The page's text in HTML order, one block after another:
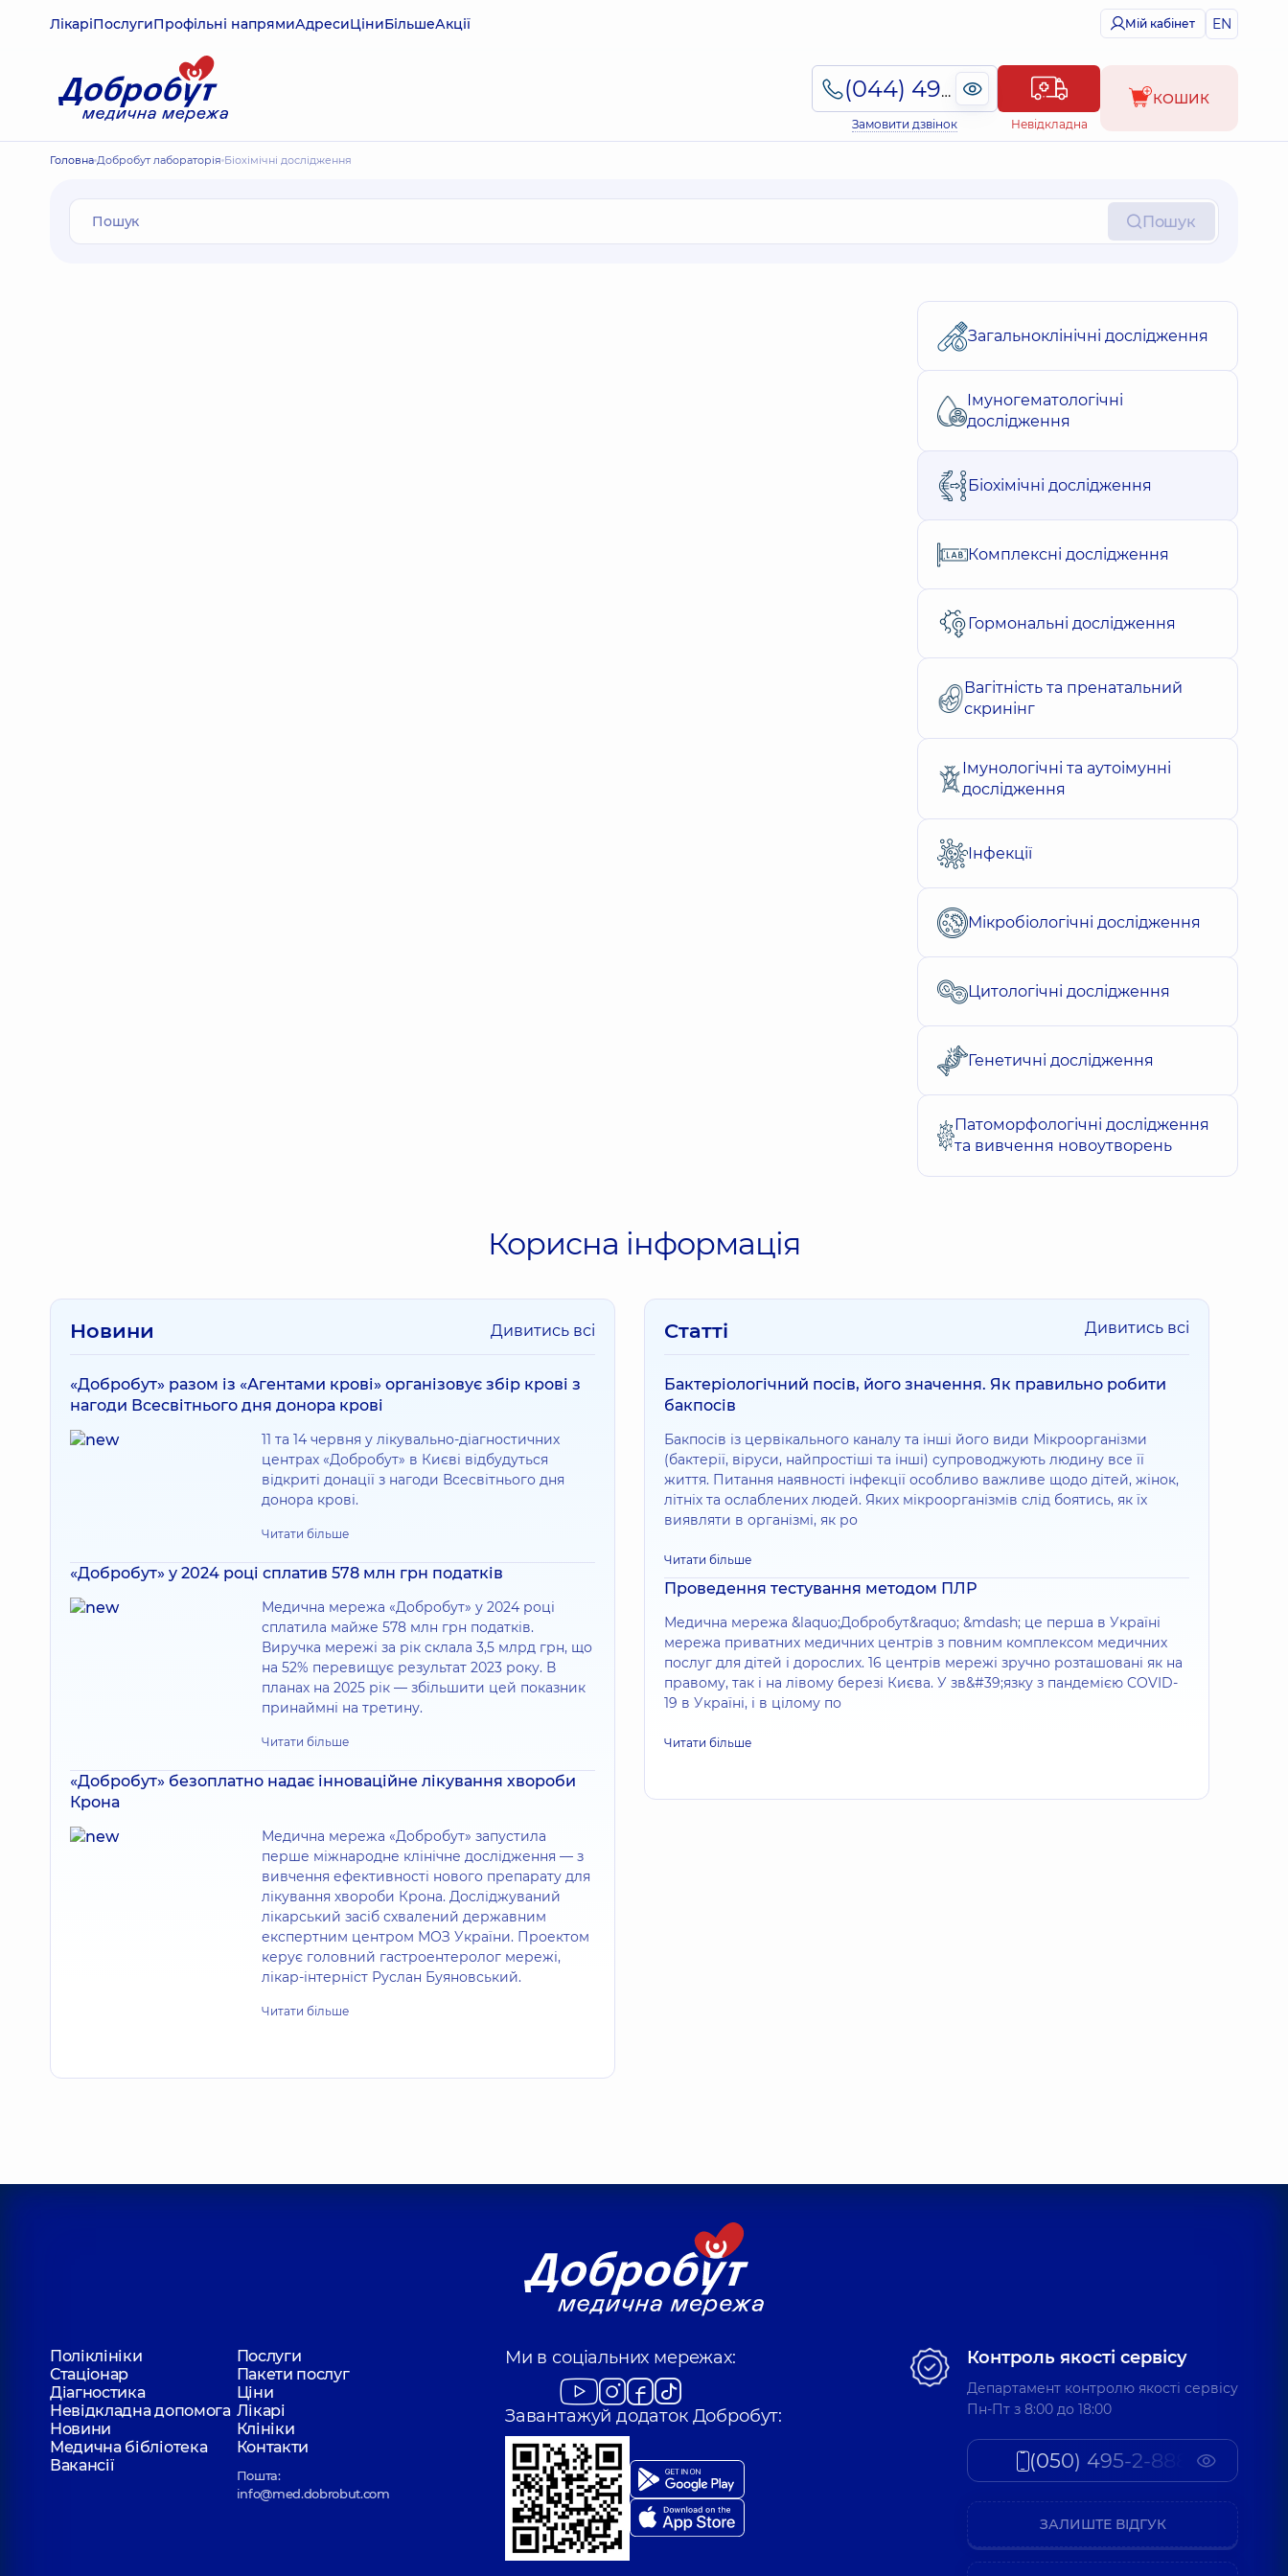
ЛікаріПослугиПрофільні напрямиАдресиЦіниБільшеАкції Мій кабінет EN
(044) 495-2-888
Замовити дзвінок Невідкладна
КОШИК
Головна Добробут лабораторія Біохімічні дослідження
Пошук
Загальноклінічні дослідження
Імуногематологічні
дослідження
Біохімічні дослідження
Комплексні дослідження
Гормональні дослідження
Вагітність та пренатальний
скринінг
Імунологічні та аутоімунні
дослідження
Інфекції
Мікробіологічні дослідження
Цитологічні дослідження
Генетичні дослідження
Патоморфологічні дослідження
та вивчення новоутворень
Корисна інформація
Новини Дивитись всі
«Добробут» разом із «Агентами крові» організовує збір крові з
нагоди Всесвітнього дня донора крові
11 та 14 червня у лікувально-діагностичних
центрах «Добробут» в Києві відбудуться
відкриті донації з нагоди Всесвітнього дня
донора крові.
Читати більше
«Добробут» у 2024 році сплатив 578 млн грн податків
Медична мережа «Добробут» у 2024 році
сплатила майже 578 млн грн податків.
Виручка мережі за рік склала 3,5 млрд грн, що
на 52% перевищує результат 2023 року. В
планах на 2025 рік — збільшити цей показник
принаймні на третину.
Читати більше
«Добробут» безоплатно надає інноваційне лікування хвороби
Крона
Медична мережа «Добробут» запустила
перше міжнародне клінічне дослідження — з
вивчення ефективності нового препарату для
лікування хвороби Крона. Досліджуваний
лікарський засіб схвалений державним
експертним центром МОЗ України. Проектом
керує головний гастроентеролог мережі,
лікар-інтерніст Руслан Буяновський.
Читати більше
Статті Дивитись всі
Бактеріологічний посів, його значення. Як правильно робити
бакпосів
Бакпосів із цервікального каналу та інші його види Мікроорганізми
(бактерії, віруси, найпростіші та інші) супроводжують людину все її
життя. Питання наявності інфекції особливо важливе щодо дітей, жінок,
літніх та ослаблених людей. Яких мікроорганізмів слід боятись, як їх
виявляти в організмі, як ро
Читати більше
Проведення тестування методом ПЛР
Медична мережа &laquo;Добробут&raquo; &mdash; це перша в Україні
мережа приватних медичних центрів з повним комплексом медичних
послуг для дітей і дорослих. 16 центрів мережі зручно розташовані як на
правому, так і на лівому березі Києва. У зв&#39;язку з пандемією COVID-
19 в Україні, і в цілому по
Читати більше
Поліклініки
Послуги
Стаціонар
Пакети послуг
Діагностика
Ціни
Невідкладна допомога Лікарі
Новини
Клініки
Медична бібліотека
Контакти
Вакансії
Пошта:
info@med.dobrobut.com
Ми в соціальних мережах:
Завантажуй додаток Добробут:
Контроль якості сервісу
Департамент контролю якості сервісу
Пн-Пт з 8:00 до 18:00
(050) 495-2-888
ЗАЛИШТЕ ВІДГУК